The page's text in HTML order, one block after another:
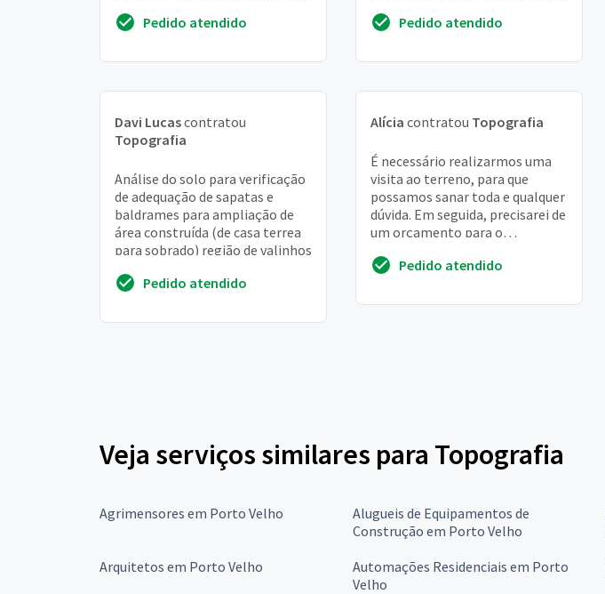
Pedido atendido
muro de div...
Pedido atendido
Davi Lucascontratou
Topografia
Análise do solo para verificação
de adequação de sapatas e
baldrames para ampliação de
área construída (de casa terrea
para sobrado) região de valinhos
Pedido atendido
Alícia contratou Topografia
É necessário realizarmos uma
visita ao terreno, para que
possamos sanar toda e qualquer
dúvida. Em seguida, precisarei de
um orçamento para o
terreno, pois sou...
Pedido atendido
Veja serviços similares para Topografia
Agrimensores em Porto Velho
Alugueis de Equipamentos de
Construção em Porto Velho
Arquitetos em Porto Velho
Automações Residenciais em Porto
Velho